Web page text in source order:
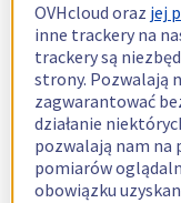
OVHcloud oraz jej
inne trackery na
trackery są
strony. Pozwalają
zagwarantować
działanie
pozwalają nam na
pomiarów
obowiązku